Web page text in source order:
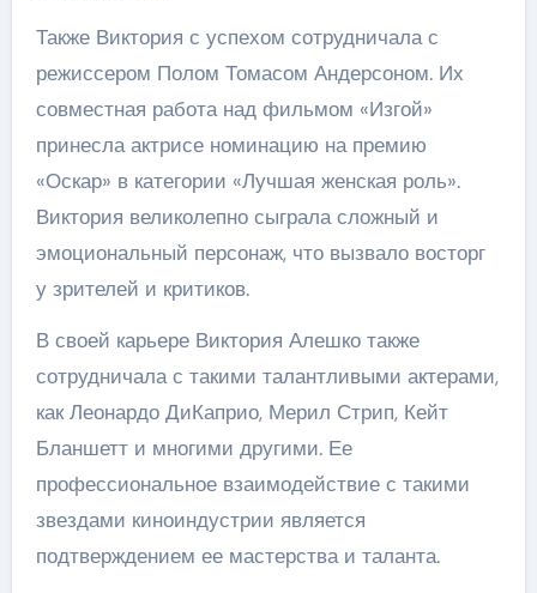
Также Виктория с успехом сотрудничала с
режиссером Полом Томасом Андерсоном. Их
совместная работа над фильмом «Изгой»
принесла актрисе номинацию на премию
«Оскар» в категории «Лучшая женская роль».
Виктория великолепно сыграла сложный и
эмоциональный персонаж, что вызвало восторг
у зрителей и критиков.
В своей карьере Виктория Алешко также
сотрудничала с такими талантливыми актерами,
как Леонардо ДиКаприо, Мерил Стрип, Кейт
Бланшетт и многими другими. Ее
профессиональное взаимодействие с такими
звездами киноиндустрии является
подтверждением ее мастерства и таланта.